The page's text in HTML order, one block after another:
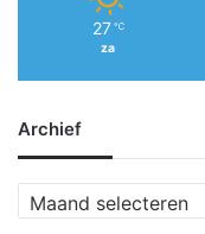
27 ℃
za
Archief
r